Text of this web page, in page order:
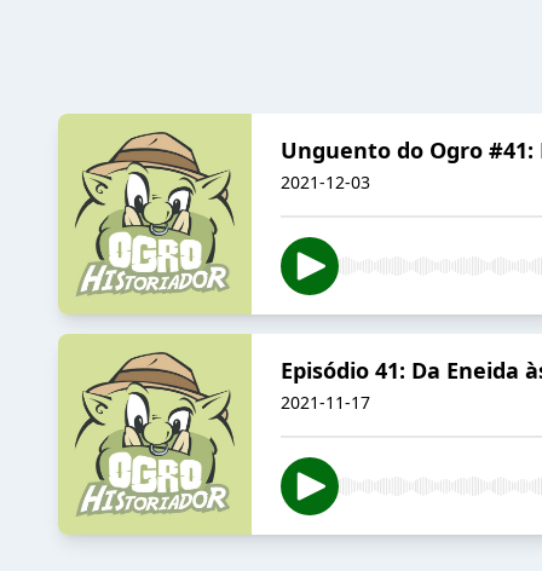
Unguento do Ogro
2021-12-03
Episódio 41: Da
2021-11-17